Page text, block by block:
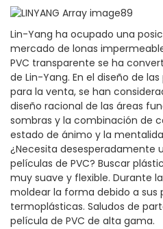
Lin-Yang ha ocupado una
mercado de lonas
PVC transparente se ha
de Lin-Yang. En el diseño de las
para la venta, se han
diseño racional de las áreas
sombras y la combinación de
estado de ánimo y la
¿Necesita desesperadamente
películas de PVC? Buscar
muy suave y flexible. Durante
moldear la forma debido a sus
termoplásticas. Saludos de
película de PVC de alta gama.